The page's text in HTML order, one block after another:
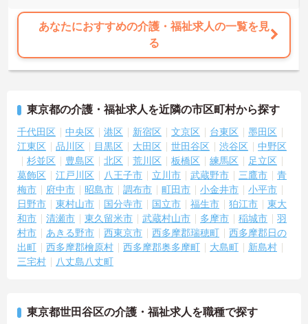
あなたにおすすめの介護・福祉求人の一覧を見
る
東京都の介護・福祉求人を近隣の市区町村から探す
千代田区 中央区 港区 新宿区 文京区 台東区
墨田区
江東区
品川区 目黒区 大田区 世田谷区 渋谷区
中野区
杉並区
豊島区 北区 荒川区 板橋区 練馬区
足立区
葛飾区
江戸川区 八王子市 立川市 武蔵野市 三鷹市
青
梅市
府中市 昭島市 調布市 町田市 小金井市
小平市
日野市
東村山市 国分寺市 国立市 福生市 狛江市
東大
和市
清瀬市 東久留米市 武蔵村山市 多摩市 稲城市
羽
村市
あきる野市 西東京市 西多摩郡瑞穂町
西多摩郡日の
出町
西多摩郡檜原村 西多摩郡奥多摩町 大島町
新島村
三宅村
八丈島八丈町
東京都世田谷区の介護・福祉求人を職種で探す